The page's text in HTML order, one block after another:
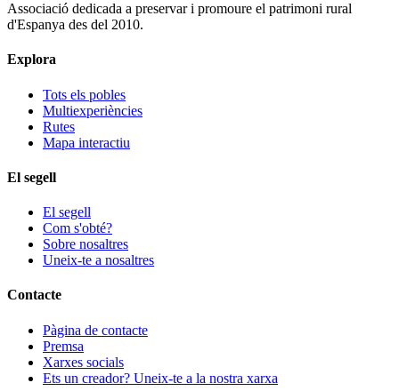
Associació dedicada a preservar i promoure el patrimoni rural
d'Espanya des del 2010.
Explora
Tots els pobles
Multiexperiències
Rutes
Mapa interactiu
El segell
El segell
Com s'obté?
Sobre nosaltres
Uneix-te a nosaltres
Contacte
Pàgina de contacte
Premsa
Xarxes socials
Ets un creador? Uneix-te a la nostra xarxa